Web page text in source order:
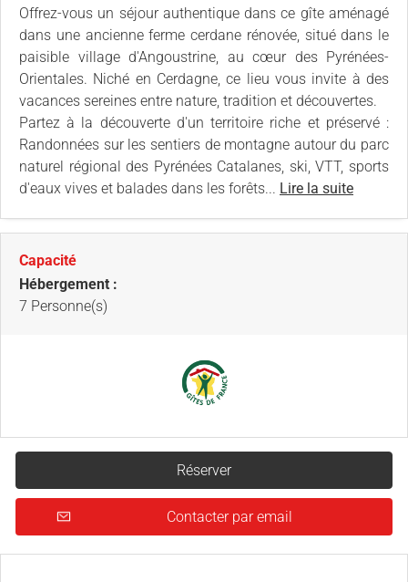
Offrez-vous un séjour authentique dans ce gîte aménagé
dans une ancienne ferme cerdane rénovée, situé dans le
paisible village d'Angoustrine, au cœur des Pyrénées-
Orientales. Niché en Cerdagne, ce lieu vous invite à des
vacances sereines entre nature, tradition et découvertes.
Partez à la découverte d'un territoire riche et préservé :
Randonnées sur les sentiers de montagne autour du parc
naturel régional des Pyrénées Catalanes, ski, VTT, sports
d'eaux vives et balades dans les forêts... Lire la suite
Capacité
Hébergement :
7 Personne(s)
Réserver
Contacter par email